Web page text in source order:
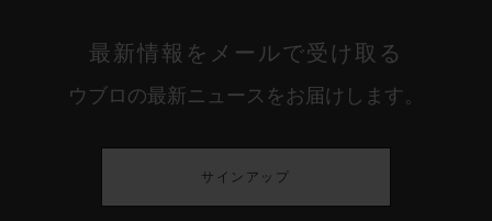
最新情報をメールで受け取る
ウブロの最新ニュースをお届けします。
サインアップ